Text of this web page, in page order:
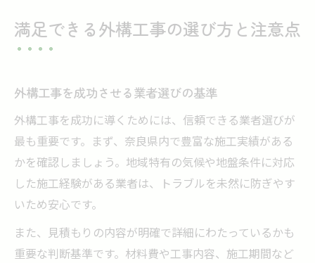
満足できる外構工事の選び方と注意点
外構工事を成功させる業者選びの基準
外構工事を成功に導くためには、信頼できる業者選びが
最も重要です。まず、奈良県内で豊富な施工実績がある
かを確認しましょう。地域特有の気候や地盤条件に対応
した施工経験がある業者は、トラブルを未然に防ぎやす
いため安心です。
また、見積もりの内容が明確で詳細にわたっているかも
重要な判断基準です。材料費や工事内容、施工期間など